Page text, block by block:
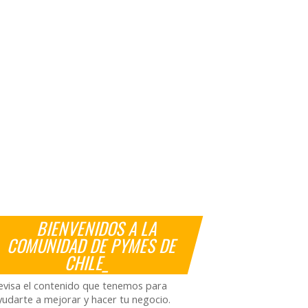
BIENVENIDOS A LA
COMUNIDAD DE PYMES DE
CHILE_
el contenido que tenemos para
a mejorar y hacer tu negocio.